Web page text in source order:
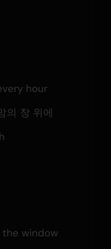
hour
의 창 위에
the window